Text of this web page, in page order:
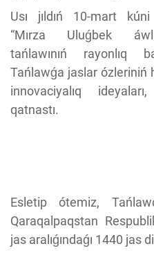
Usı jıldıń 10-mart
“Mırza Uluǵbek
tańlawınıń rayonlıq
Tańlawǵa jaslar ózleriniń
innovaciyalıq
qatnastı.
Esletip ótemiz,
Qaraqalpaqstan
jas aralıǵındaǵı 1440 jas